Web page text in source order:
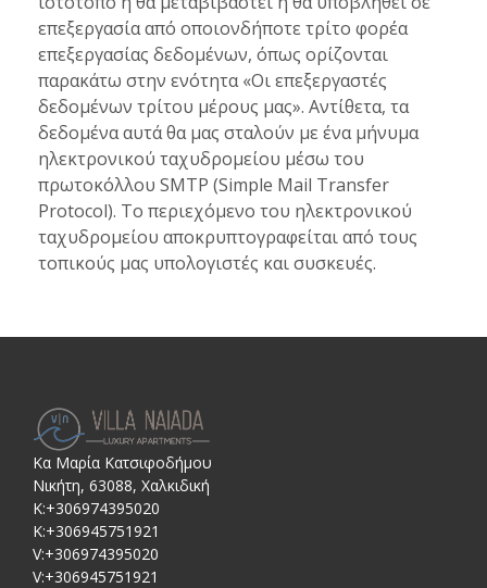
επεξεργασία από οποιονδήποτε τρίτο φορέα
επεξεργασίας δεδομένων, όπως ορίζονται
παρακάτω στην ενότητα «Οι επεξεργαστές
δεδομένων τρίτου μέρους μας». Αντίθετα, τα
δεδομένα αυτά θα μας σταλούν με ένα μήνυμα
ηλεκτρονικού ταχυδρομείου μέσω του
πρωτοκόλλου SMTP (Simple Mail Transfer
Protocol). Το περιεχόμενο του ηλεκτρονικού
ταχυδρομείου αποκρυπτογραφείται από τους
τοπικούς μας υπολογιστές και συσκευές.
Κα Μαρία Κατσιφοδήμου
Νικήτη, 63088, Χαλκιδική
Κ:+306974395020
Κ:+306945751921
V:+306974395020
V:+306945751921